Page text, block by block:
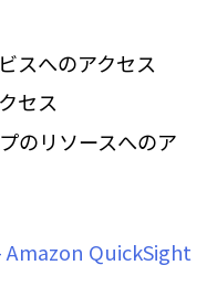
スへのアクセス
セス
のリソースへのア
Amazon QuickSight